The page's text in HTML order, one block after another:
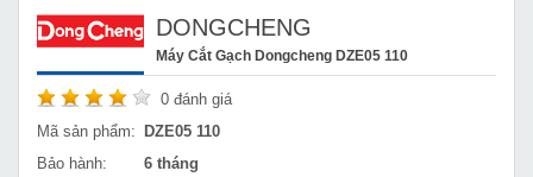
DONGCHENG
Máy Cắt Gạch Dongcheng DZE05 110
0 đánh giá
Mã sản phẩm:
DZE05 110
Bảo hành:
6 tháng